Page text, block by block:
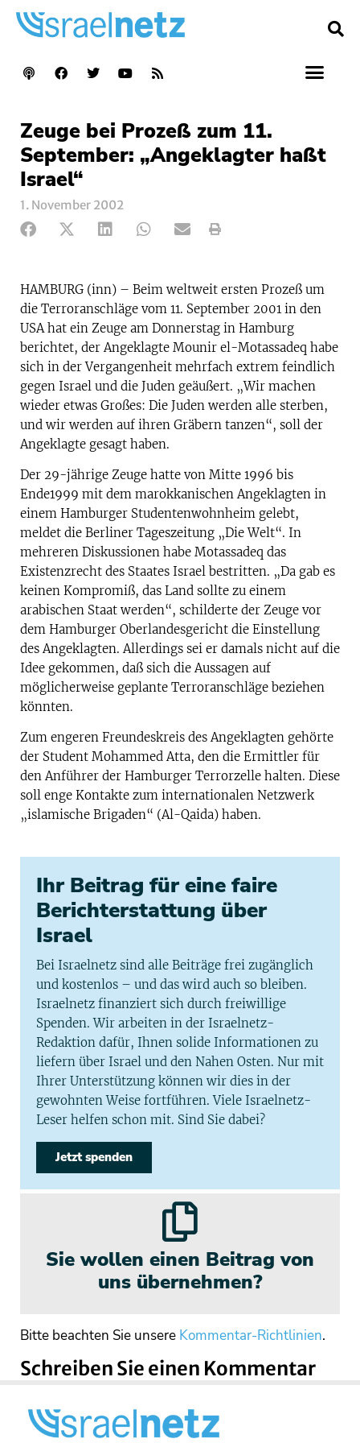
Zeuge bei Prozeß zum 11.
September: „Angeklagter haßt
Israel“
1. November 2002
HAMBURG (inn) – Beim weltweit ersten Prozeß um
die Terroranschläge vom 11. September 2001 in den
USA hat ein Zeuge am Donnerstag in Hamburg
berichtet, der Angeklagte Mounir el-Motassadeq habe
sich in der Vergangenheit mehrfach extrem feindlich
gegen Israel und die Juden geäußert. „Wir machen
wieder etwas Großes: Die Juden werden alle sterben,
und wir werden auf ihren Gräbern tanzen“, soll der
Angeklagte gesagt haben.
Der 29-jährige Zeuge hatte von Mitte 1996 bis
Ende1999 mit dem marokkanischen Angeklagten in
einem Hamburger Studentenwohnheim gelebt,
meldet die Berliner Tageszeitung „Die Welt“. In
mehreren Diskussionen habe Motassadeq das
Existenzrecht des Staates Israel bestritten. „Da gab es
keinen Kompromiß, das Land sollte zu einem
arabischen Staat werden“, schilderte der Zeuge vor
dem Hamburger Oberlandesgericht die Einstellung
des Angeklagten. Allerdings sei er damals nicht auf die
Idee gekommen, daß sich die Aussagen auf
möglicherweise geplante Terroranschläge beziehen
könnten.
Zum engeren Freundeskreis des Angeklagten gehörte
der Student Mohammed Atta, den die Ermittler für
den Anführer der Hamburger Terrorzelle halten. Diese
soll enge Kontakte zum internationalen Netzwerk
„islamische Brigaden“ (Al-Qaida) haben.
Ihr Beitrag für eine faire
Berichterstattung über
Israel
Bei Israelnetz sind alle Beiträge frei zugänglich
und kostenlos – und das wird auch so bleiben.
Israelnetz finanziert sich durch freiwillige
Spenden. Wir arbeiten in der Israelnetz-
Redaktion dafür, Ihnen solide Informationen zu
liefern über Israel und den Nahen Osten. Nur mit
Ihrer Unterstützung können wir dies in der
gewohnten Weise fortführen. Viele Israelnetz-
Leser helfen schon mit. Sind Sie dabei?
Jetzt spenden
Sie wollen einen Beitrag von
uns übernehmen?
Bitte beachten Sie unsere Kommentar-Richtlinien.
Schreiben Sie einen Kommentar